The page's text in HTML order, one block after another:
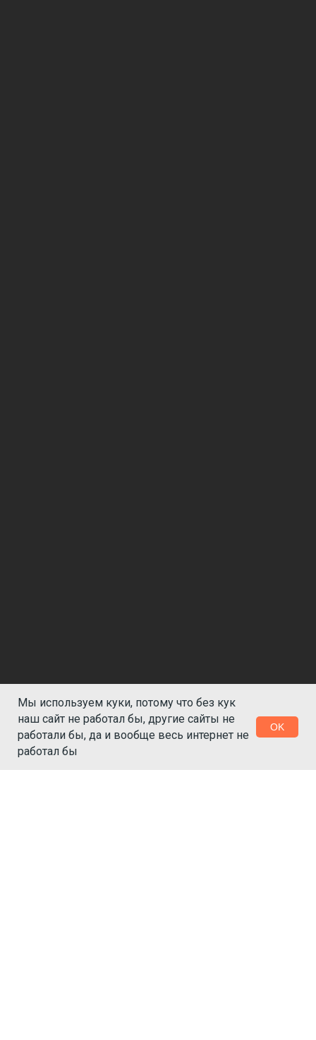
Мы используем куки, потому что без кук
наш сайт не работал бы, другие сайты не
работали бы, да и вообще весь интернет не
работал бы
OK